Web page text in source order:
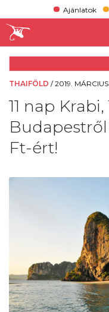
Ajánlatok
THAIFÖLD /2019. MÁRCIUS
11 nap
Budapestről
Ft-ért!